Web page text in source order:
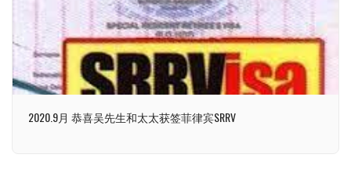
2020.9月 恭喜吴先生和太太获签菲律宾SRRV